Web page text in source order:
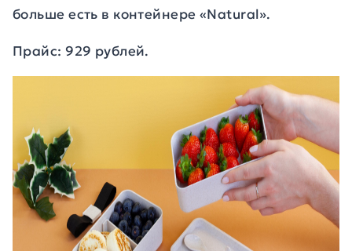
больше есть в контейнере «Natural».
Прайс: 929 рублей.